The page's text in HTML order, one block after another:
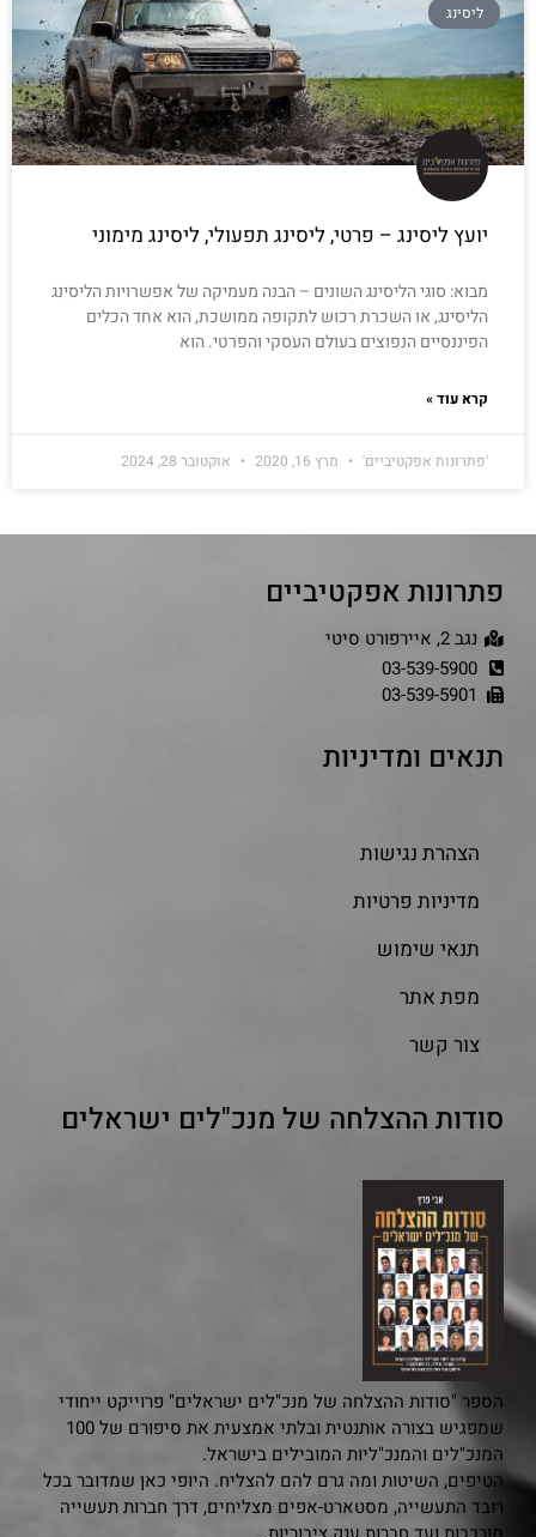
ליסינג
יועץ ליסינג – פרטי, ליסינג תפעולי, ליסינג מימוני
מבוא: סוגי הליסינג השונים – הבנה מעמיקה של אפשרויות הליסינג
הליסינג, או השכרת רכוש לתקופה ממושכת, הוא אחד הכלים
הפיננסיים הנפוצים בעולם העסקי והפרטי. הוא
קרא עוד »
'פתרונות אפקטיביים' מרץ 16, 2020 אוקטובר 28, 2024
פתרונות אפקטיביים
נגב 2, איירפורט סיטי
03-539-5900
03-539-5901
תנאים ומדיניות
הצהרת נגישות
מדיניות פרטיות
תנאי שימוש
מפת אתר
צור קשר
סודות ההצלחה של מנכ"לים ישראלים
הספר "סודות ההצלחה של מנכ"לים ישראלים" פרוייקט ייחודי
שמפגיש בצורה אותנטית ובלתי אמצעית את סיפורם של 100
המנכ"לים והמנכ"ליות המובילים בישראל.
הטיפים, השיטות ומה גרם להם להצליח. היופי כאן שמדובר בכל
רובד התעשייה, מסטארט-אפים מצליחים, דרך חברות תעשייה